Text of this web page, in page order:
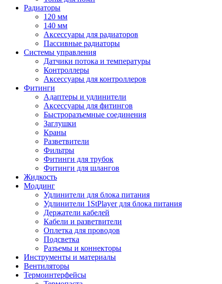
Радиаторы
120 мм
140 мм
Аксессуары для радиаторов
Пассивные радиаторы
Системы управления
Датчики потока и температуры
Контроллеры
Аксессуары для контроллеров
Фитинги
Адаптеры и удлинители
Аксессуары для фитингов
Быстроразъемные соединения
Заглушки
Краны
Разветвители
Фильтры
Фитинги для трубок
Фитинги для шлангов
Жидкость
Моддинг
Удлинители для блока питания
Удлинители 1StPlayer для блока питания
Держатели кабелей
Кабели и разветвители
Оплетка для проводов
Подсветка
Разъемы и коннекторы
Инструменты и материалы
Вентиляторы
Термоинтерфейсы